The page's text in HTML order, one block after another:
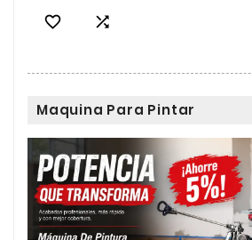
 
Maquina Para Pintar